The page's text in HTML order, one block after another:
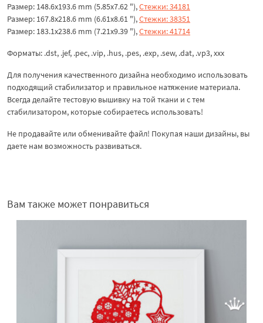
Размер: 148.6x193.6 mm (5.85x7.62 "),Стежки: 34181
Размер: 167.8x218.6 mm (6.61x8.61 "),Стежки: 38351
Размер: 183.1x238.6 mm (7.21x9.39 "),Стежки: 41714
Форматы: .dst, .jef, .pec, .vip, .hus, .pes, .exp, .sew, .dat, .vp3, xxx
Для получения качественного дизайна необходимо использовать
подходящий стабилизатор и правильное натяжение материала.
Всегда делайте тестовую вышивку на той ткани и с тем
стабилизатором, которые собираетесь использовать!
Не продавайте или обменивайте файл! Покупая наши дизайны, вы
даете нам возможность развиваться.
Вам также может понравиться